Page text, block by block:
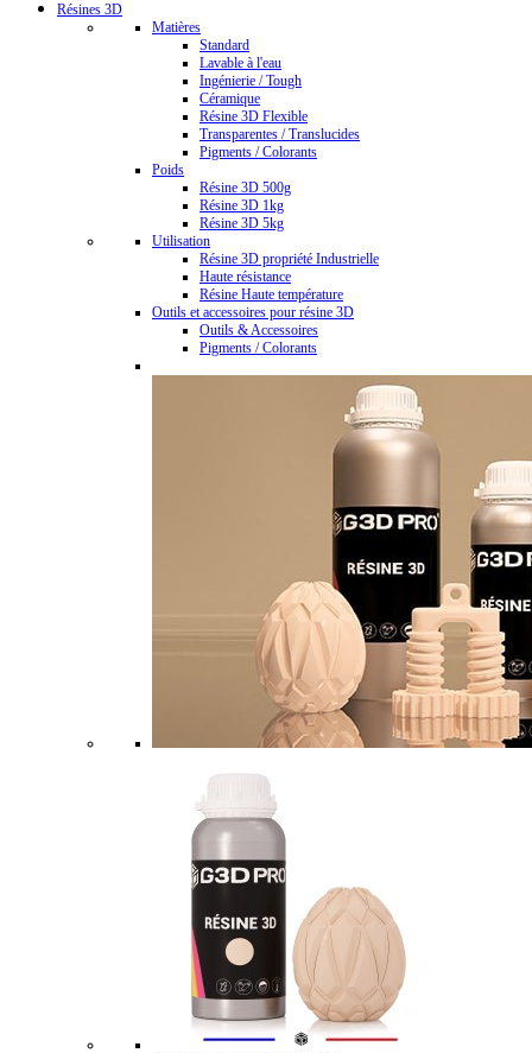
Résines 3D
Matières
Standard
Lavable à l'eau
Ingénierie / Tough
Céramique
Résine 3D Flexible
Transparentes / Translucides
Pigments / Colorants
Poids
Résine 3D 500g
Résine 3D 1kg
Résine 3D 5kg
Utilisation
Résine 3D propriété Industrielle
Haute résistance
Résine Haute température
Outils et accessoires pour résine 3D
Outils & Accessoires
Pigments / Colorants